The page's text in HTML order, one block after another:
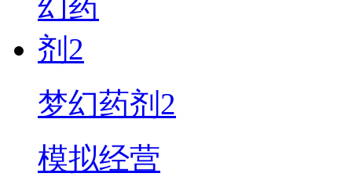
梦幻药剂2
模拟经营